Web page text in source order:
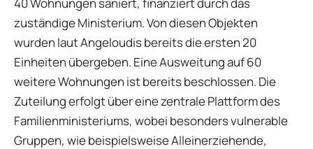
zuständige Ministerium. Von diesen Objekten
wurden laut Angeloudis bereits die ersten 20
Einheiten übergeben. Eine Ausweitung auf 60
weitere Wohnungen ist bereits beschlossen. Die
Zuteilung erfolgt über eine zentrale Plattform des
Familienministeriums, wobei besonders vulnerable
Gruppen, wie beispielsweise Alleinerziehende,